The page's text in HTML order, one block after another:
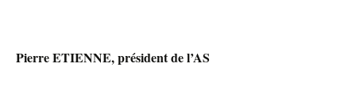
Pierre ETIENNE, président de l’AS